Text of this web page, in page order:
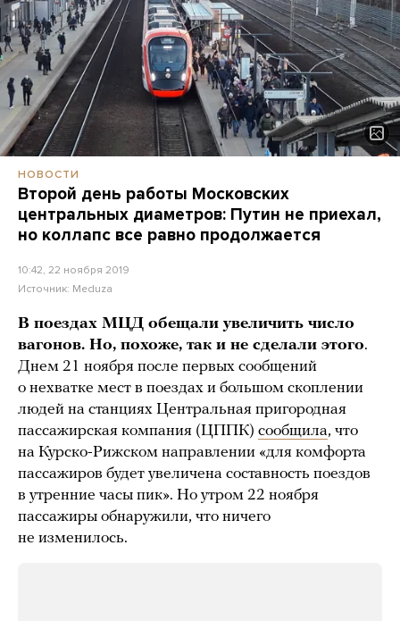
НОВОСТИ
Второй день работы Московских
центральных диаметров: Путин не приехал,
но коллапс все равно продолжается
10:42, 22 ноября 2019
Источник: Meduza
В поездах МЦД обещали увеличить число
вагонов. Но, похоже, так и не сделали этого.
Днем 21 ноября после первых сообщений
о нехватке мест в поездах и большом скоплении
людей на станциях Центральная пригородная
пассажирская компания (ЦППК) сообщила, что
на Курско-Рижском направлении «для комфорта
пассажиров будет увеличена составность поездов
в утренние часы пик». Но утром 22 ноября
пассажиры обнаружили, что ничего
не изменилось.